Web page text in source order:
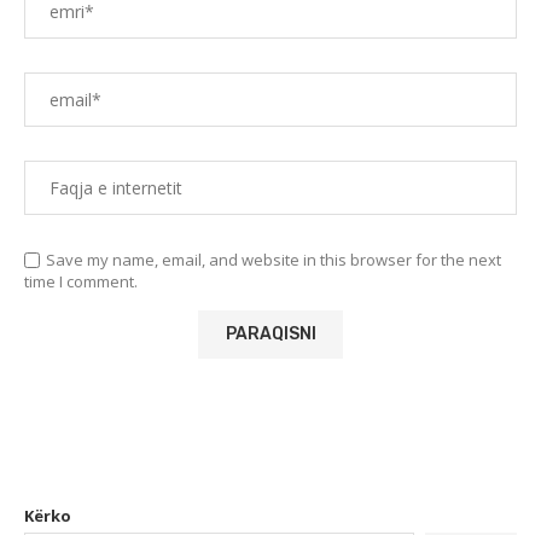
Save my name, email, and website in this browser for the next
time I comment.
Kërko